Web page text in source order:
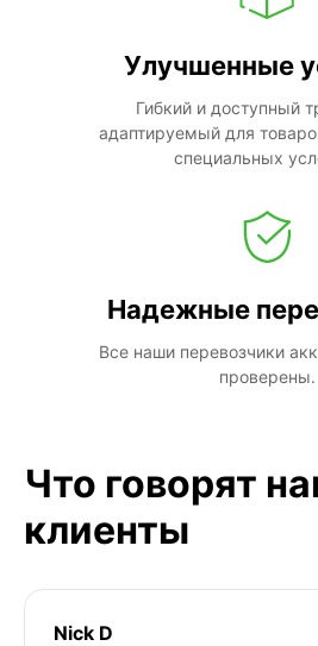
Улучшенные
Гибкий и доступный
адаптируемый для
специальных
Надежные
Все наши перевозчики
проверены.
Что говорят
клиенты
Nick D